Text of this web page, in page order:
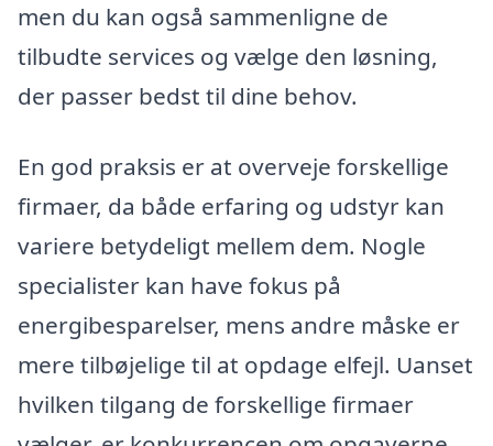
men du kan også sammenligne de
tilbudte services og vælge den løsning,
der passer bedst til dine behov.
En god praksis er at overveje forskellige
firmaer, da både erfaring og udstyr kan
variere betydeligt mellem dem. Nogle
specialister kan have fokus på
energibesparelser, mens andre måske er
mere tilbøjelige til at opdage elfejl. Uanset
hvilken tilgang de forskellige firmaer